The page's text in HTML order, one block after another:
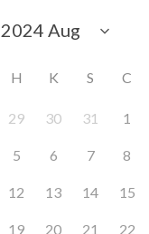
H K S C
29 30 31 1
5 6 7 8
12 13 14 15
19 20 21 22